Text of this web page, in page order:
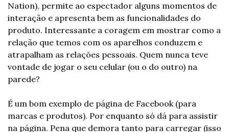
Nation), permite ao espectador alguns momentos de
interação e apresenta bem as funcionalidades do
produto. Interessante a coragem em mostrar como a
relação que temos com os aparelhos conduzem e
atrapalham as relações pessoais. Quem nunca teve
vontade de jogar o seu celular (ou o do outro) na
parede?
É um bom exemplo de página de Facebook (para
marcas e produtos). Por enquanto só dá para assistir
na página. Pena que demora tanto para carregar (isso